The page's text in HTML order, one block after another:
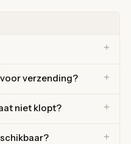
verzending?
niet klopt?